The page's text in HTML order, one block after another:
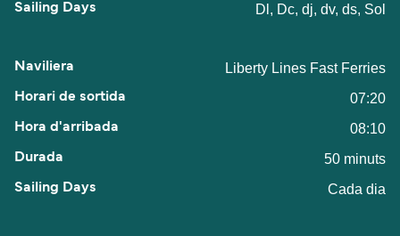
Dl, Dc, dj, dv, ds, Sol
Liberty Lines Fast Ferries
07:20
08:10
50 minuts
Cada dia